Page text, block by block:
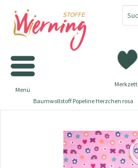
Menü
Baumwollstoff Popeline Herzchen rosa